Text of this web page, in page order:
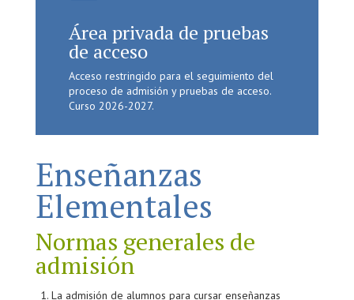
Área privada de pruebas
de acceso
Acceso restringido para el seguimiento del
proceso de admisión y pruebas de acceso.
Curso 2026-2027.
Enseñanzas
Elementales
Normas generales de
admisión
La admisión de alumnos para cursar enseñanzas